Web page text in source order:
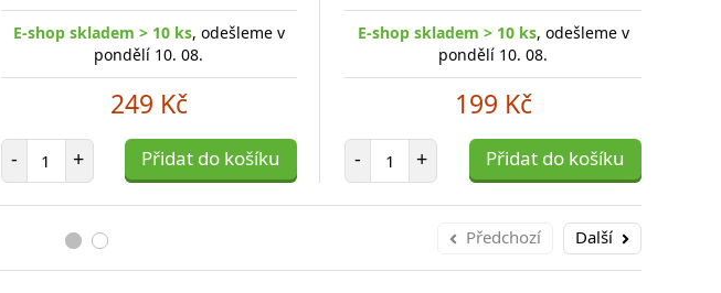
E-shop skladem > 10 ks, odešleme v
pondělí 10. 08.
249 Kč
- Počet položek
+ Přidat do košíku
E-shop skladem > 10 ks, odešleme v
pondělí 10. 08.
199 Kč
- Počet položek
+ Přidat do košíku
Předchozí Další